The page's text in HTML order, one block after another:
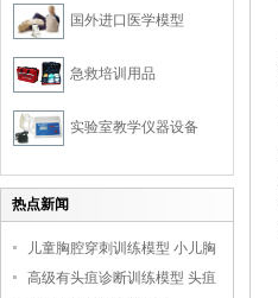
国外进口医学模型
急救培训用品
实验室教学仪器设备
热点新闻
儿童胸腔穿刺训练模型 小儿胸
腔培训模型
高级有头疽诊断训练模型 头疽